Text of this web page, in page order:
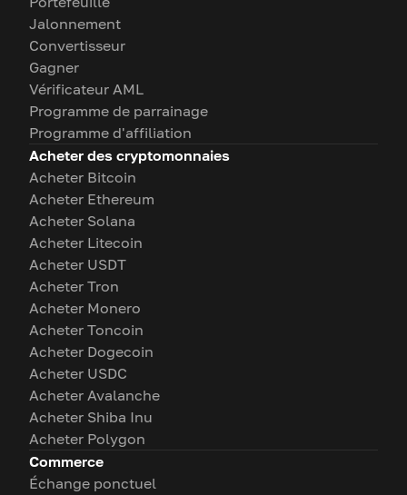
Jalonnement
Convertisseur
Gagner
Vérificateur AML
Programme de parrainage
Programme d'affiliation
Acheter des cryptomonnaies
Acheter Bitcoin
Acheter Ethereum
Acheter Solana
Acheter Litecoin
Acheter USDT
Acheter Tron
Acheter Monero
Acheter Toncoin
Acheter Dogecoin
Acheter USDC
Acheter Avalanche
Acheter Shiba Inu
Acheter Polygon
Commerce
Échange ponctuel